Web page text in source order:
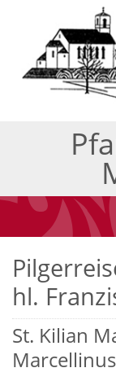
hl.
St. Kilian